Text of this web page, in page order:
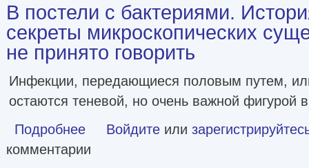
В постели с бактериями.
секреты микроскопических
не принято говорить
Инфекции, передающиеся половым путем,
остаются теневой, но очень важной фигурой
Подробнее о В постели с бактериями. История, наука и секреты
Войдите или
комментарии